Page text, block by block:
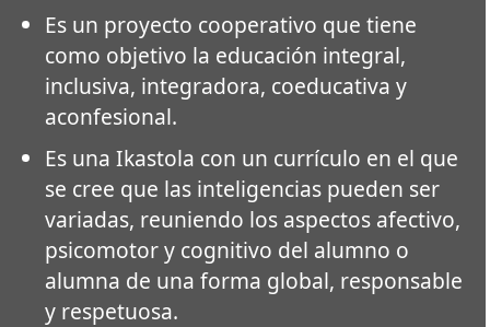
Es un proyecto cooperativo que tiene
como objetivo la educación integral,
inclusiva, integradora, coeducativa y
aconfesional.
Es una Ikastola con un currículo en el que
se cree que las inteligencias pueden ser
variadas, reuniendo los aspectos afectivo,
psicomotor y cognitivo del alumno o
alumna de una forma global, responsable
y respetuosa.